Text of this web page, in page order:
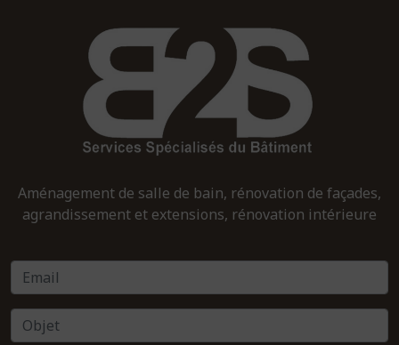
Aménagement de salle de bain, rénovation de façades,
agrandissement et extensions, rénovation intérieure